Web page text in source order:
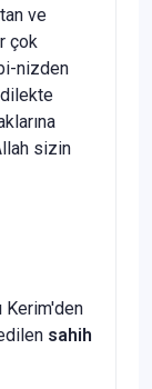
ve
çok
nizden
dilekte
sizin
Kerim'den
sahih